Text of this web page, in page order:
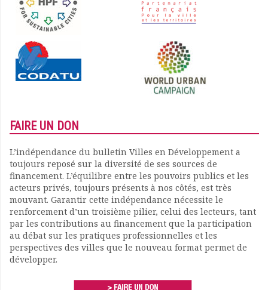
FAIRE UN DON
L’indépendance du bulletin Villes en Développement a
toujours reposé sur la diversité de ses sources de
financement. L’équilibre entre les pouvoirs publics et les
acteurs privés, toujours présents à nos côtés, est très
mouvant. Garantir cette indépendance nécessite le
renforcement d’un troisième pilier, celui des lecteurs, tant
par les contributions au financement que la participation
au débat sur les pratiques professionnelles et les
perspectives des villes que le nouveau format permet de
développer.